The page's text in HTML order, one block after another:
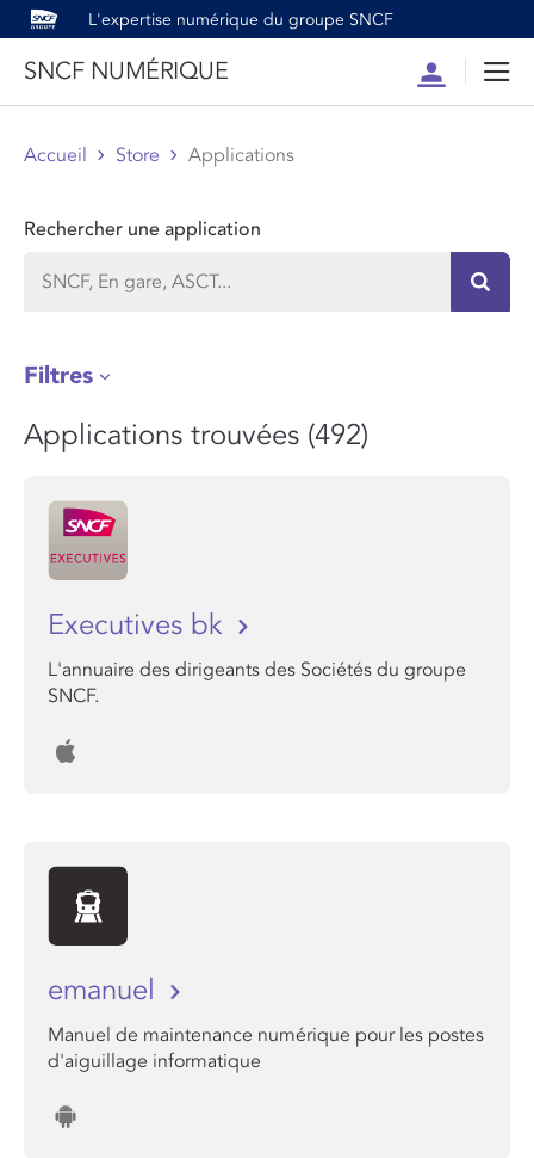
L'expertise numérique du groupe SNCF
SNCF NUMÉRIQUE
Compte
Accueil Store Applications
Rechercher une application
Filtres
Applications trouvées (492)
Executives bk
L'annuaire des dirigeants des Sociétés du groupe
SNCF.
emanuel
Manuel de maintenance numérique pour les postes
d'aiguillage informatique